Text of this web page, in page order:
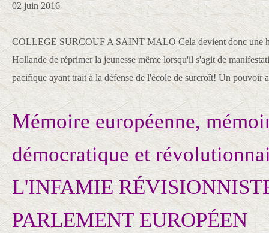
02 juin 2016
COLLEGE SURCOUF A SAINT MALO Cela devient donc une
Hollande de réprimer la jeunesse même lorsqu'il s'agit de
pacifique ayant trait à la défense de l'école de surcroît! Un pouvoir
Mémoire européenne,
démocratique et
L'INFAMIE
PARLEMENT EUROPÉEN